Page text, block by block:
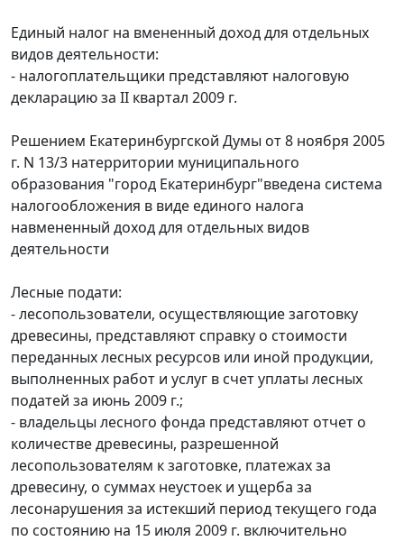
Единый налог на вмененный доход для отдельных
видов деятельности:
- налогоплательщики представляют налоговую
декларацию за II квартал 2009 г.
Решением Екатеринбургской Думы от 8 ноября 2005
г. N 13/3 натерритории муниципального
образования "город Екатеринбург"введена система
налогообложения в виде единого налога
навмененный доход для отдельных видов
деятельности
Лесные подати:
- лесопользователи, осуществляющие заготовку
древесины, представляют справку о стоимости
переданных лесных ресурсов или иной продукции,
выполненных работ и услуг в счет уплаты лесных
податей за июнь 2009 г.;
- владельцы лесного фонда представляют отчет о
количестве древесины, разрешенной
лесопользователям к заготовке, платежах за
древесину, о суммах неустоек и ущерба за
лесонарушения за истекший период текущего года
по состоянию на 15 июля 2009 г. включительно